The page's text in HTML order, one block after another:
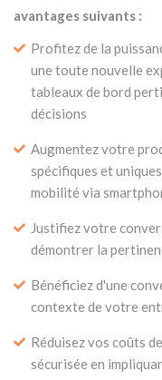
avantages suivants :
Profitez de la
une toute nouvelle
tableaux de bord
décisions
Augmentez votre
spécifiques et
mobilité via
Justifiez votre
démontrer la
Bénéficiez d'une
contexte de votre
Réduisez vos coûts
sécurisée en